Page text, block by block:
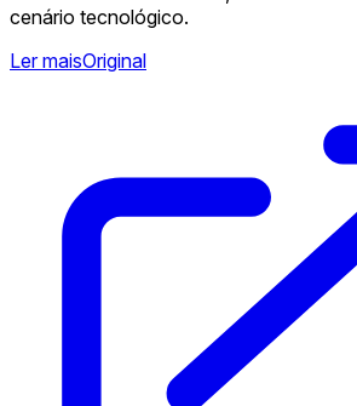
cenário tecnológico.
Ler maisOriginal